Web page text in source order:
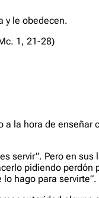
y le obedecen.
1, 21-28)
la hora de
servir”. Pero en
pidiendo perdón
hago para servirte”.